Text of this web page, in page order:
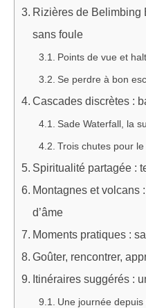
Rizières de Belimbing
sans foule
Points de vue et
Se perdre à bon
Cascades discrètes :
Sade Waterfall, la
Trois chutes pour le
Spiritualité partagée :
Montagnes et volcans
d’âme
Moments pratiques :
Goûter, rencontrer,
Itinéraires suggérés :
Une journée